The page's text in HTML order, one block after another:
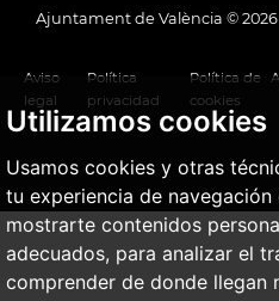
Utilizamos cookies
Usamos cookies y otras
tu experiencia de navegación
mostrarte contenidos
adecuados, para analizar el
comprender de donde llegan
Ajuntament de València © 2026
Aviso
legal
Política
privacidad
Política de
cookies